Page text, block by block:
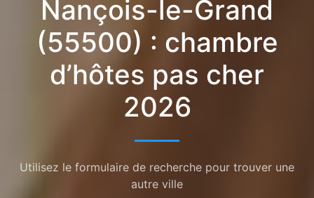
Nançois-le-Grand
(55500) : chambre
d’hôtes pas cher
2026
Utilisez le formulaire de recherche pour trouver une
autre ville